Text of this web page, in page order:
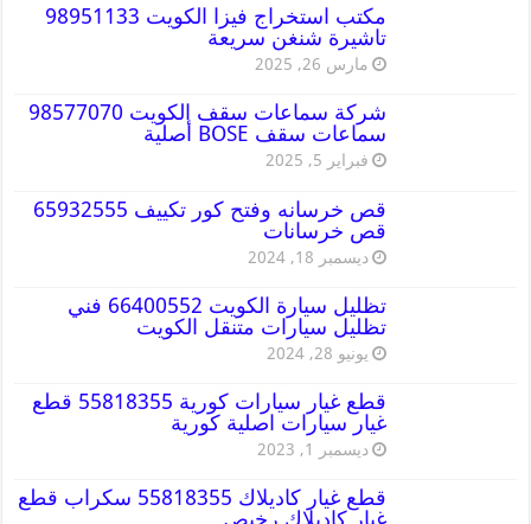
مكتب استخراج فيزا الكويت 98951133
تاشيرة شنغن سريعة
مارس 26, 2025
شركة سماعات سقف الكويت 98577070
سماعات سقف BOSE أصلية
فبراير 5, 2025
قص خرسانه وفتح كور تكييف 65932555
قص خرسانات
ديسمبر 18, 2024
تظليل سيارة الكويت 66400552 فني
تظليل سيارات متنقل الكويت
يونيو 28, 2024
قطع غيار سيارات كورية 55818355 قطع
غيار سيارات اصلية كورية
ديسمبر 1, 2023
قطع غيار كاديلاك 55818355 سكراب قطع
غيار كاديلاك رخيص